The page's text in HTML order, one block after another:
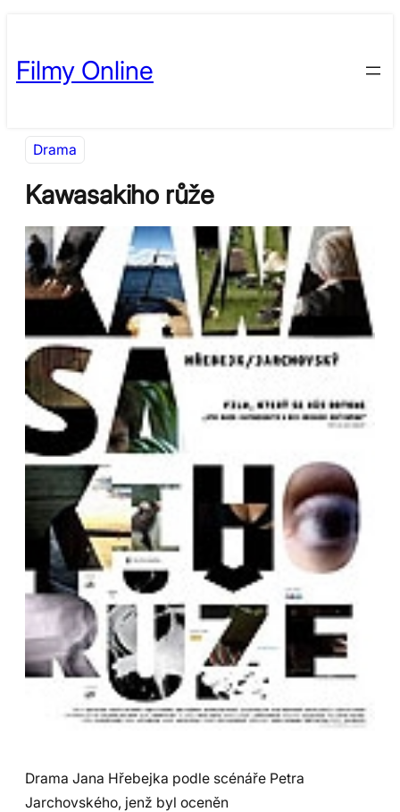
obsah
content
Filmy Online
Drama
Kawasakiho růže
Drama Jana Hřebejka podle scénáře Petra
Jarchovského, jenž byl oceněn